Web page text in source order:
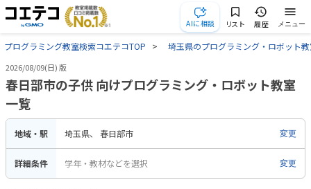
AIに相談 リスト 履歴 メニュー
プログラミング教室検索コエテコTOP 埼玉県のプログラミング・ロボット
2026/08/09(日) 版
春日部市の子供 向けプログラミング・ロボット教室
一覧
地域・駅 埼玉県 春日部市 変更
詳細条件 学年・教材などを選択 変更